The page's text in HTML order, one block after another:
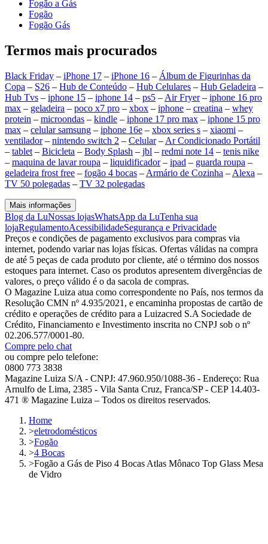
Fogão a Gás
Fogão
Fogão Gás
Termos mais procurados
Black Friday – iPhone 17 – iPhone 16 – Álbum de Figurinhas da
Copa – S26 – Hub de Conteúdo – Hub Celulares – Hub Geladeira –
Hub Tvs – iphone 15 – iphone 14 – ps5 – Air Fryer– iphone 16 pro
max – geladeira – poco x7 pro – xbox – iphone – creatina – whey
protein – microondas – kindle – iphone 17 pro max – iphone 15 pro
max – celular samsung – iphone 16e – xbox series s – xiaomi –
ventilador– nintendo switch 2 – Celular– Ar Condicionado Portátil
– tablet – Bicicleta – Body Splash – jbl – redmi note 14 – tenis nike
– maquina de lavar roupa – liquidificador– ipad – guarda roupa –
geladeira frost free – fogão 4 bocas – Armário de Cozinha – Alexa –
TV 50 polegadas – TV 32 polegadas
Mais informações
Blog da LuNossas lojasWhatsApp da LuTenha sua
lojaRegulamentoAcessibilidadeSegurança e Privacidade
Preços e condições de pagamento exclusivos para compras via
internet, podendo variar nas lojas físicas. Ofertas válidas na compra
de até 5 peças de cada produto por cliente, até o término dos nossos
estoques para internet. Caso os produtos apresentem divergências de
valores, o preço válido é o da sacola de compras.
O Magazine Luiza atua como correspondente no País, nos termos da
Resolução CMN nº 4.935/2021, e encaminha propostas de cartão de
crédito e operações de crédito para a Luizacred S.A Sociedade de
Crédito, Financiamento e Investimento inscrita no CNPJ sob o nº
02.206.577/0001-80.
Compre pelo chat
ou compre pelo telefone:
0800 773 3838
Magazine Luiza S/A - CNPJ: 47.960.950/1088-36 - Endereço: Rua
Arnulfo de Lima, 2385 - Vila Santa Cruz, Franca/SP - CEP 14.403-
471 ® Magazine Luiza – Todos os direitos reservados.
Home
>eletrodomésticos
>Fogão
>4 Bocas
>Fogão a Gás de Piso 4 Bocas Atlas Mônaco Top Glass Mesa
de Vidro